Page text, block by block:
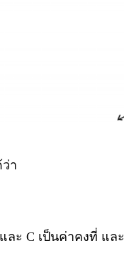
า
ละ C เป็นค่าคงที่ แล